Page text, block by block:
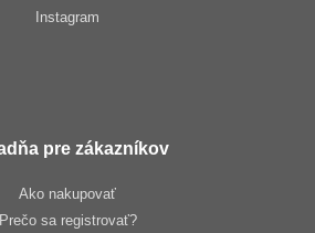
Instagram
pre zákazníkov
Ako nakupovať
Prečo sa registrovať?